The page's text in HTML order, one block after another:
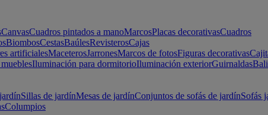
CanvasCuadros pintados a manoMarcosPlacas decorativasCuadros
BiombosCestasBaúlesRevisterosCajas
artificialesMaceterosJarronesMarcos de fotosFiguras decorativas
Iluminación para dormitorioIluminación exteriorGuirnaldas
Sillas de jardínMesas de jardínConjuntos de sofás de jardínSofás
Columpios